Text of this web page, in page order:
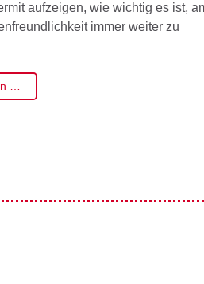
aufzeigen, wie wichtig es ist,
immer weiter zu
…